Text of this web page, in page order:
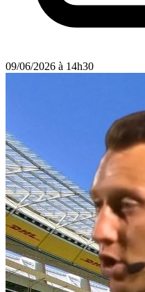
09/06/2026 à 14h30